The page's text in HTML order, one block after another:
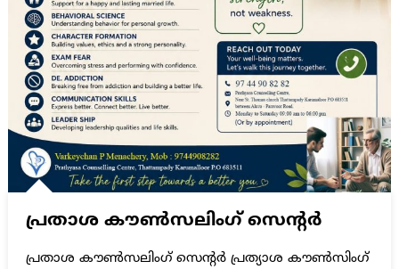
പ്രതാശ കൗൺസലിംഗ് സെൻ്റർ
പ്രതാശ കൗൺസലിംഗ് സെൻ്റർ പ്രത്യാശ കൗൺസിംഗ്